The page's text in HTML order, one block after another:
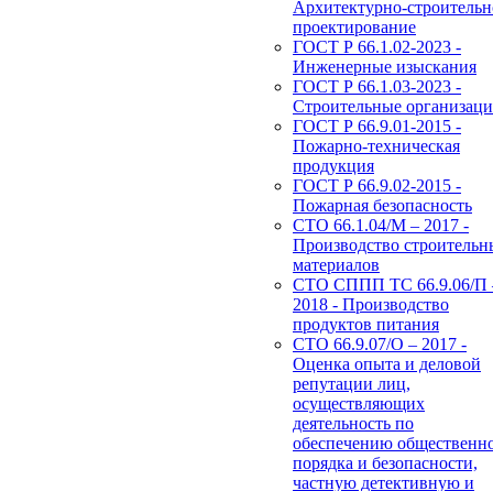
Архитектурно-
проектирование
ГОСТ Р 66.1.02-2023 -
Инженерные изыскания
ГОСТ Р 66.1.03-2023 -
Строительные
ГОСТ Р 66.9.01-2015 -
Пожарно-техническая
продукция
ГОСТ Р 66.9.02-2015 -
Пожарная безопасность
СТО 66.1.04/М – 2017 -
Производство
материалов
СТО СППП ТС 66.9.06/П
2018 - Производство
продуктов питания
СТО 66.9.07/О – 2017 -
Оценка опыта и деловой
репутации лиц,
осуществляющих
деятельность по
обеспечению
порядка и безопасности,
частную детективную и